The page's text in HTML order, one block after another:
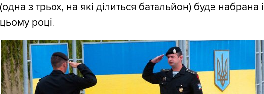
(одна з трьох, на які ділиться батальйон) буде набрана
цьому році.